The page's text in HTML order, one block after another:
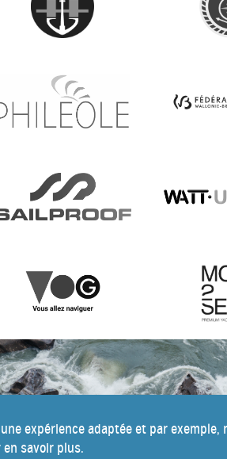
expérience adaptée et par exemple,
en savoir plus.